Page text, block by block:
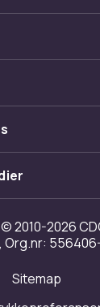
2010-2026
Org.nr:
Sitemap